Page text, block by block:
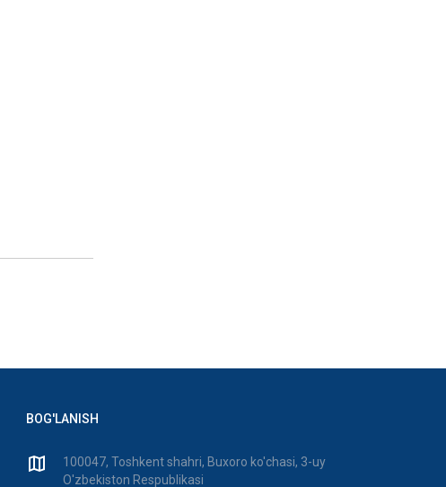
BOG'LANISH
100047, Toshkent shahri, Buxoro ko'chasi, 3-uy
O'zbekiston Respublikasi